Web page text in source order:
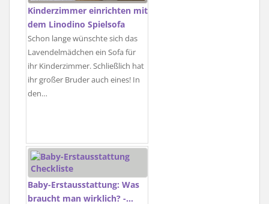
Kinderzimmer einrichten mit
dem Linodino Spielsofa
Schon lange wünschte sich das
Lavendelmädchen ein Sofa für
ihr Kinderzimmer. Schließlich hat
ihr großer Bruder auch eines! In
den…
Baby-Erstausstattung: Was
braucht man wirklich? -…